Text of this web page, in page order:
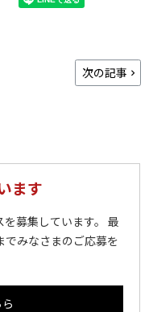
次の記事
ます
募集しています。 最
みなさまのご応募を